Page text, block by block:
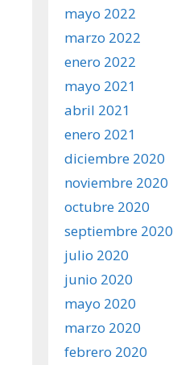
mayo 2022
marzo 2022
enero 2022
mayo 2021
abril 2021
enero 2021
diciembre 2020
noviembre 2020
octubre 2020
septiembre 2020
julio 2020
junio 2020
mayo 2020
marzo 2020
febrero 2020